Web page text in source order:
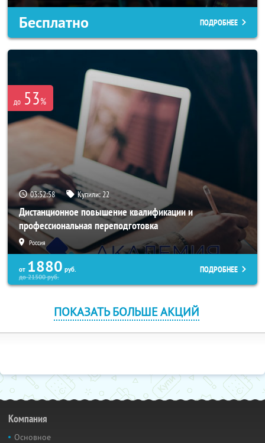
Бесплатно ПОДРОБНЕЕ
до 53%
03:52:56 Купили:22
Дистанционное повышение квалификации и
профессиональная переподготовка
Россия
от 1880 руб.
до21500руб.
ПОДРОБНЕЕ
ПОКАЗАТЬ БОЛЬШЕ АКЦИЙ
Компания
Основное